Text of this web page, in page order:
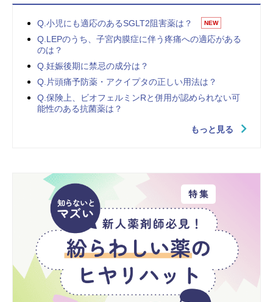
Q.小児にも適応のあるSGLT2阻害薬は？ NEW
Q.LEPのうち、子宮内膜症に伴う疼痛への適応がある
のは？
Q.妊娠後期に禁忌の成分は？
Q.片頭痛予防薬・アクイプタの正しい用法は？
Q.保険上、ビオフェルミンRと併用が認められない可
能性のある抗菌薬は？
もっと見る